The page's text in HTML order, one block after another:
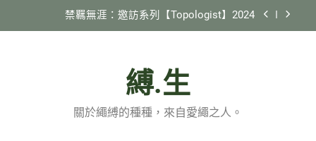
禁羈無涯：邀訪系列【Topologist】2024
《縛生講座》#22 日本繩縛社群跑跳生存報告
貓樓上周年慶 特別企劃 X 國際邀約計劃
【Tamandua】
縛.生
關於繩縛的種種，來自愛繩之人。